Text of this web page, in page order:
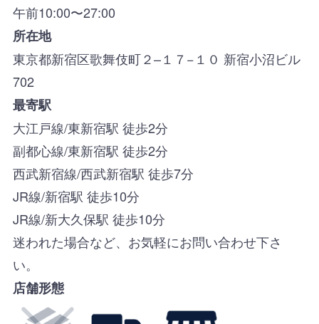
午前10:00〜27:00
所在地
東京都新宿区歌舞伎町２–１７−１０ 新宿小沼ビル
702
最寄駅
大江戸線/東新宿駅 徒歩2分
副都心線/東新宿駅 徒歩2分
西武新宿線/西武新宿駅 徒歩7分
JR線/新宿駅 徒歩10分
JR線/新大久保駅 徒歩10分
迷われた場合など、お気軽にお問い合わせ下さ
い。
店舗形態